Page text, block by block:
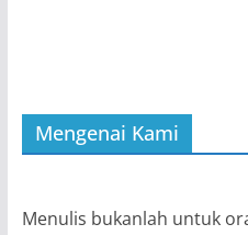
Mengenai Kami
Menulis bukanlah untuk